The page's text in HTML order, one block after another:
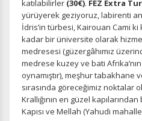
katılabilirler (30€). FEZ Extra
yürüyerek geziyoruz, labirenti
İdris’in türbesi, Kairouan Cami ki
kadar bir üniversite olarak
medresesi (güzergâhımız
medrese kuzey ve bati
oynamıştır), meşhur tabakhane
sırasında göreceğimiz noktalar
Krallığının en güzel
Kapısı ve Mellah (Yahudi